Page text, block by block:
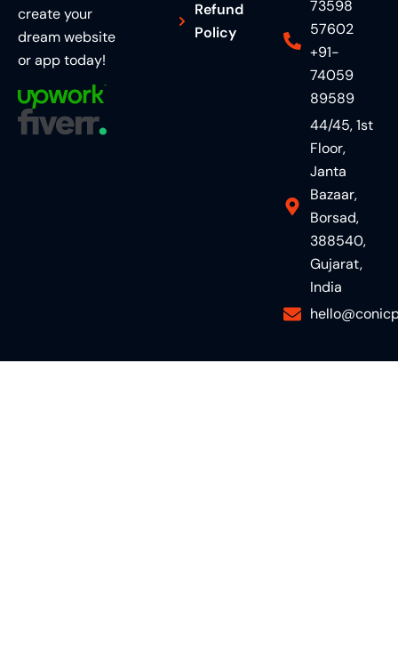
create your
dream website
or app today!
Refund
Policy
73598
57602
+91-
74059
89589
44/45, 1st
Floor,
Janta
Bazaar,
Borsad,
388540,
Gujarat,
India